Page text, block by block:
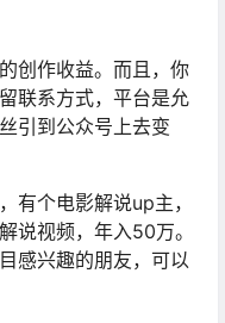
创作收益。而且，你
联系方式，平台是允
引到公众号上去变
有个电影解说up主，
说视频，年入50万。
感兴趣的朋友，可以